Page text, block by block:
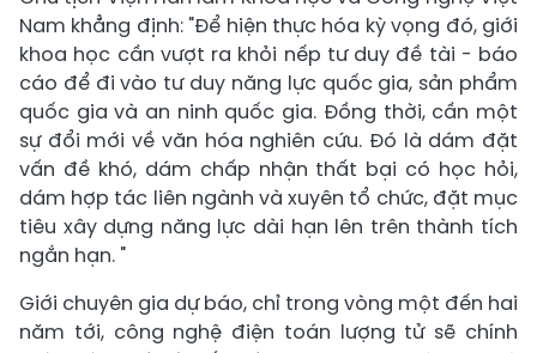
Nam khẳng định: "Để hiện thực hóa kỳ vọng đó, giới
khoa học cần vượt ra khỏi nếp tư duy đề tài - báo
cáo để đi vào tư duy năng lực quốc gia, sản phẩm
quốc gia và an ninh quốc gia. Đồng thời, cần một
sự đổi mới về văn hóa nghiên cứu. Đó là dám đặt
vấn đề khó, dám chấp nhận thất bại có học hỏi,
dám hợp tác liên ngành và xuyên tổ chức, đặt mục
tiêu xây dựng năng lực dài hạn lên trên thành tích
ngắn hạn. "
Giới chuyên gia dự báo, chỉ trong vòng một đến hai
năm tới, công nghệ điện toán lượng tử sẽ chính